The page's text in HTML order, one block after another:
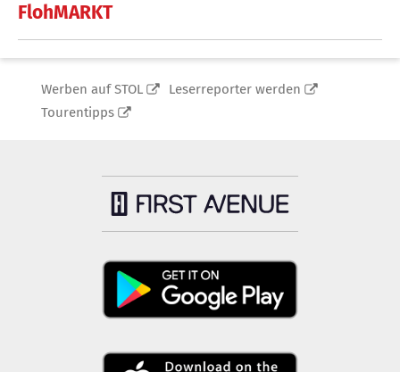
FlohMARKT
Werben auf STOL
Leserreporter werden
Tourentipps